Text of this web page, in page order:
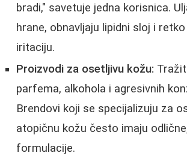
bradi," savetuje jedna korisnica.
hrane, obnavljaju lipidni sloj i
iritaciju.
Proizvodi za osetljivu kožu:
parfema, alkohola i agresivnih
Brendovi koji se specijalizuju za
atopičnu kožu često imaju
formulacije.